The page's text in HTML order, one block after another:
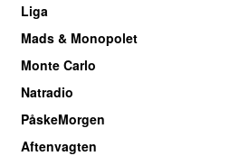
Liga
Mads & Monopolet
Monte Carlo
Natradio
PåskeMorgen
Aftenvagten